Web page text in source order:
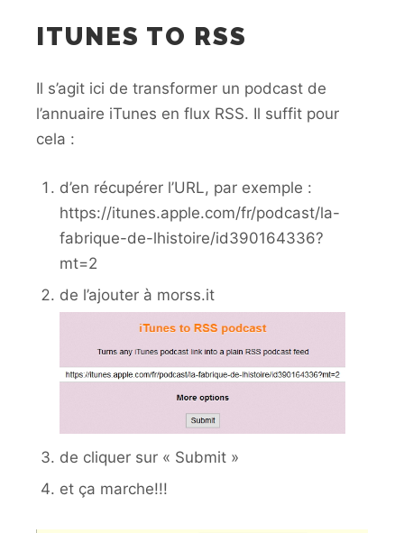
ITUNES TO RSS
Il s’agit ici de transformer un podcast de
l’annuaire iTunes en flux RSS. Il suffit pour
cela :
d’en récupérer l’URL, par exemple :
https://itunes.apple.com/fr/podcast/la-
fabrique-de-lhistoire/id390164336?
mt=2
de l’ajouter à morss.it
de cliquer sur « Submit »
et ça marche!!!